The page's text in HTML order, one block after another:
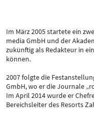
Im März 2005 startete ein
media GmbH und der
zukünftig als Redakteur in
können.
2007 folgte die
GmbH, wo er die Journale
Im April 2014 wurde er
Bereichsleiter des Resorts